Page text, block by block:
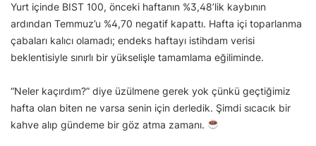
Yurt içinde BIST 100, önceki haftanın %3,48’lik kaybının
ardından Temmuz’u %4,70 negatif kapattı. Hafta içi toparlanma
çabaları kalıcı olamadı; endeks haftayı istihdam verisi
beklentisiyle sınırlı bir yükselişle tamamlama eğiliminde.
“Neler kaçırdım?” diye üzülmene gerek yok çünkü geçtiğimiz
hafta olan biten ne varsa senin için derledik. Şimdi sıcacık bir
kahve alıp gündeme bir göz atma zamanı.